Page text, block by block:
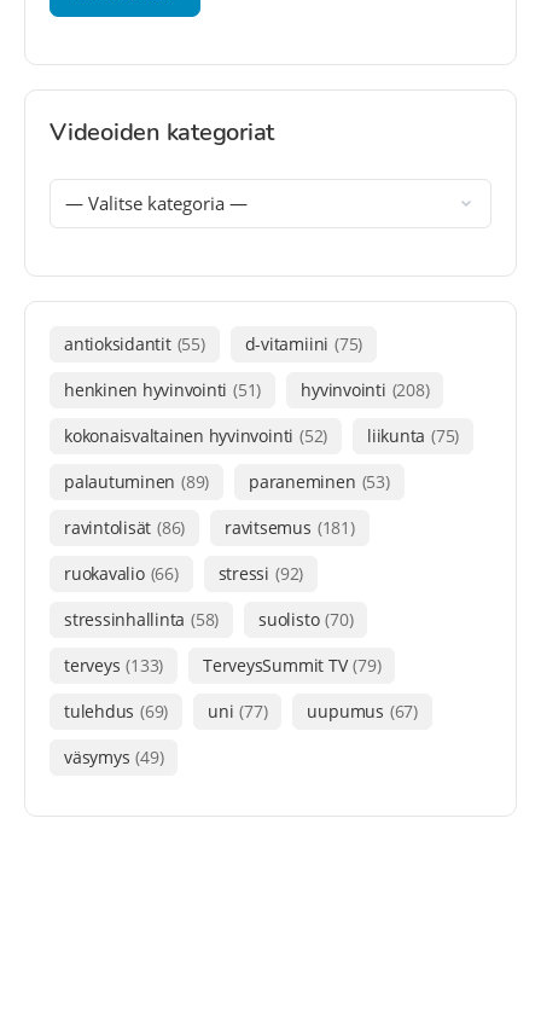
Videoiden kategoriat
antioksidantit (55) d-vitamiini (75)
henkinen hyvinvointi (51) hyvinvointi (208)
kokonaisvaltainen hyvinvointi (52) liikunta (75)
palautuminen (89) paraneminen (53)
ravintolisät (86) ravitsemus (181)
ruokavalio (66) stressi (92)
stressinhallinta (58) suolisto (70)
terveys (133) TerveysSummit TV (79)
tulehdus (69) uni (77) uupumus (67)
väsymys (49)